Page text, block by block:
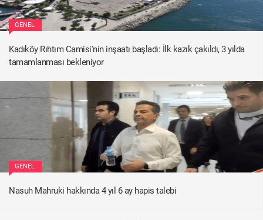
GENEL
Kadıköy Rıhtım Camisi'nin inşaatı başladı: İlk kazık çakıldı, 3 yılda
tamamlanması bekleniyor
GENEL
Nasuh Mahruki hakkında 4 yıl 6 ay hapis talebi